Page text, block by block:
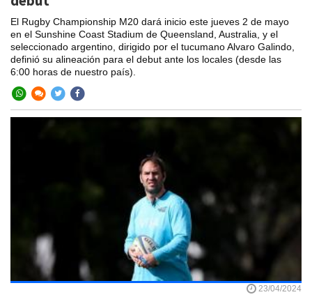
El Rugby Championship M20 dará inicio este jueves 2 de mayo
en el Sunshine Coast Stadium de Queensland, Australia, y el
seleccionado argentino, dirigido por el tucumano Alvaro Galindo,
definió su alineación para el debut ante los locales (desde las
6:00 horas de nuestro país).
23/04/2024